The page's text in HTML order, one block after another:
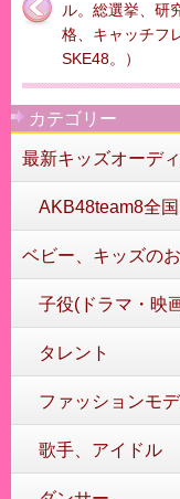
ル。総選挙、研
格、キャッチフ
SKE48。）
カテゴリー
最新キッズオーデ
AKB48team8全
ベビー、キッズの
子役(ドラマ・映
タレント
ファッションモ
歌手、アイドル